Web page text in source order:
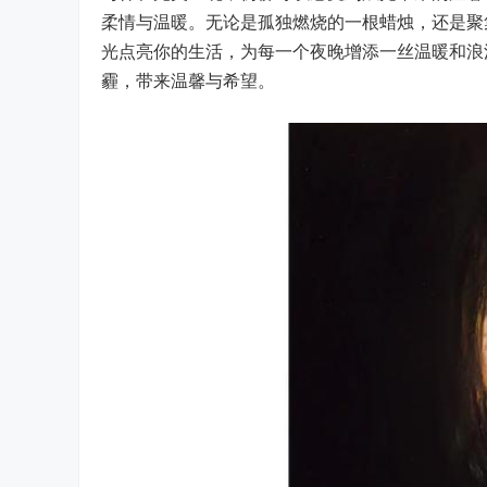
柔情与温暖。无论是孤独燃烧的一根蜡烛，还是
光点亮你的生活，为每一个夜晚增添一丝温暖和
霾，带来温馨与希望。